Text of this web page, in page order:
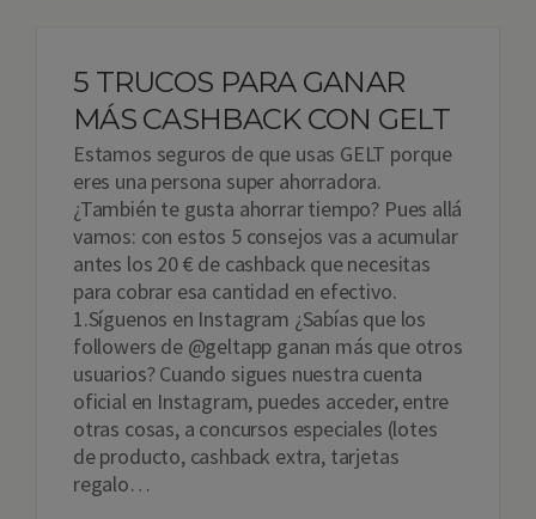
5 TRUCOS PARA GANAR
MÁS CASHBACK CON GELT
Estamos seguros de que usas GELT porque
eres una persona super ahorradora.
¿También te gusta ahorrar tiempo? Pues allá
vamos: con estos 5 consejos vas a acumular
antes los 20 € de cashback que necesitas
para cobrar esa cantidad en efectivo.
1.Síguenos en Instagram ¿Sabías que los
followers de @geltapp ganan más que otros
usuarios? Cuando sigues nuestra cuenta
oficial en Instagram, puedes acceder, entre
otras cosas, a concursos especiales (lotes
de producto, cashback extra, tarjetas
regalo…